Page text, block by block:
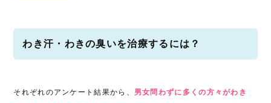
わき汗・わきの臭いを治療するには？
それぞれのアンケート結果から、 男女問わずに多くの方々がわき